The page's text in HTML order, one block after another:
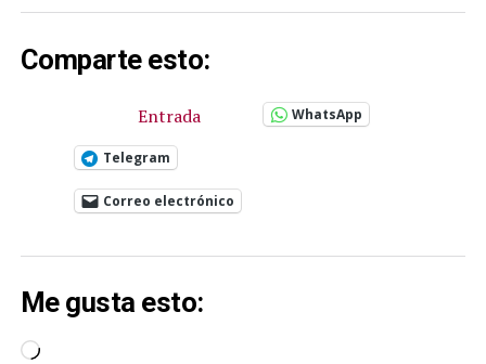
Comparte esto:
Entrada WhatsApp
Telegram
Correo electrónico
Me gusta esto:
Cargando...